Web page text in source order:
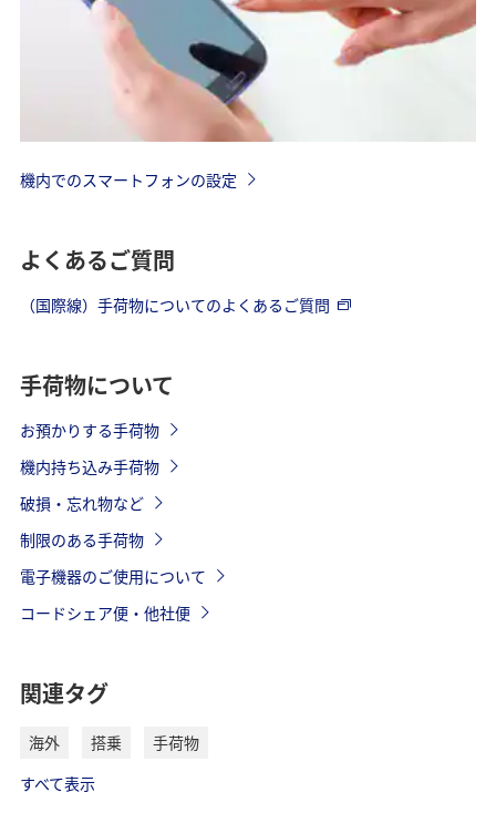
機内でのスマートフォンの設定
よくあるご質問
（国際線）手荷物についてのよくあるご質問
手荷物について
お預かりする手荷物
機内持ち込み手荷物
破損・忘れ物など
制限のある手荷物
電子機器のご使用について
コードシェア便・他社便
関連タグ
海外 搭乗
手荷物
すべて表示